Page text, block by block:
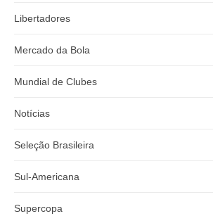
Libertadores
Mercado da Bola
Mundial de Clubes
Notícias
Seleção Brasileira
Sul-Americana
Supercopa